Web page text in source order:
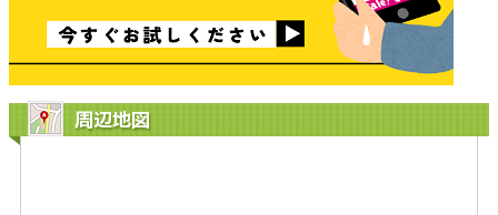
周辺地図